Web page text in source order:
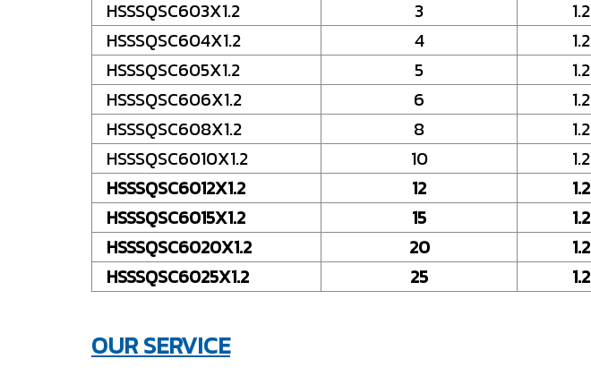
HSSSQSC603X1.2
3 1.2
HSSSQSC604X1.2
4 1.2
HSSSQSC605X1.2
5 1.2
HSSSQSC606X1.2
6 1.2
HSSSQSC608X1.2
8 1.2
HSSSQSC6010X1.2
10 1.2
HSSSQSC6012X1.2
12 1.2
HSSSQSC6015X1.2
15 1.2
HSSSQSC6020X1.2
20 1.2
HSSSQSC6025X1.2
25 1.2
OUR SERVICE